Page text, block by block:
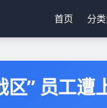
首页 分
” 员工遭